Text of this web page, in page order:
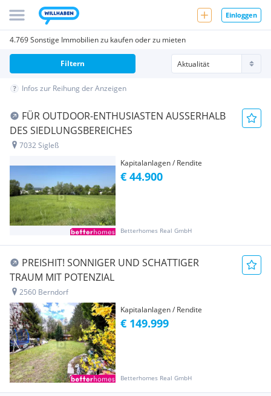
Einloggen
4.769 Sonstige Immobilien zu kaufen oder zu mieten
Filtern
Infos zur Reihung der Anzeigen
FÜR OUTDOOR-ENTHUSIASTEN AUSSERHALB
DES SIEDLUNGSBEREICHES
7032 Sigleß
Kapitalanlagen / Rendite
Betterhomes Real GmbH
€ 44.900
PREISHIT! SONNIGER UND SCHATTIGER
TRAUM MIT POTENZIAL
2560 Berndorf
Kapitalanlagen / Rendite
Betterhomes Real GmbH
€ 149.999